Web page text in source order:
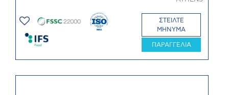
ΣΤΕΙΛΤΕ
ΜΗΝΥΜΑ
ΠΑΡΑΓΓΕΛΙΑ